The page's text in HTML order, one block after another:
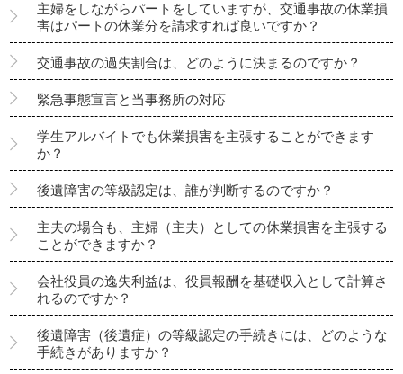
主婦をしながらパートをしていますが、交通事故の休業損
害はパートの休業分を請求すれば良いですか？
交通事故の過失割合は、どのように決まるのですか？
緊急事態宣言と当事務所の対応
学生アルバイトでも休業損害を主張することができます
か？
後遺障害の等級認定は、誰が判断するのですか？
主夫の場合も、主婦（主夫）としての休業損害を主張する
ことができますか？
会社役員の逸失利益は、役員報酬を基礎収入として計算さ
れるのですか？
後遺障害（後遺症）の等級認定の手続きには、どのような
手続きがありますか？